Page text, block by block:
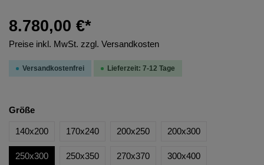
8.780,00 €*
Preise inkl. MwSt. zzgl. Versandkosten
Versandkostenfrei Lieferzeit: 7-12 Tage
Größe
140x200 170x240 200x250 200x300
250x300 250x350 270x370 300x400